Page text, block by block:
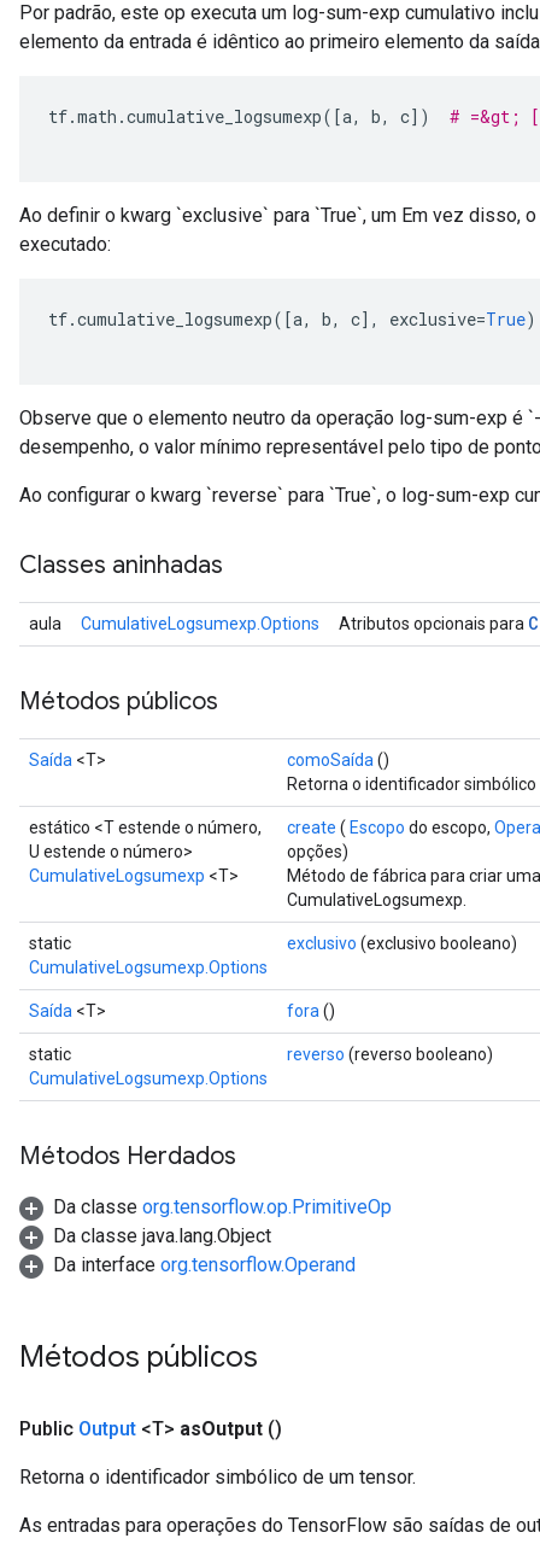
Por padrão, este op executa um log-sum-exp cumulativo
elemento da entrada é idêntico ao primeiro elemento da
tf.math .cumulative_logsumexp([a, b, c]) # =&gt;
Ao definir o kwarg `exclusive` para `True`, um Em vez disso,
executado:
tf.cumulative_logsumexp([a, b, c], exclusive=True)
Observe que o elemento neutro da operação log-sum-exp é
desempenho, o valor mínimo representável pelo tipo de
Ao configurar o kwarg `reverse` para `True`, o log-sum-exp
Classes aninhadas
aula CumulativeLogsumexp.Options Atributos opcionais para
Métodos públicos
Saída <T> comoSaída ()
Retorna o identificador
estático <T estende o número,
U estende o número>
CumulativeLogsumexp <T>
create ( Escopo do escopo,
opções)
Método de fábrica para criar
CumulativeLogsumexp.
static
CumulativeLogsumexp.Options
exclusivo (exclusivo booleano)
Saída <T> fora ()
static
CumulativeLogsumexp.Options
reverso (reverso booleano)
Métodos Herdados
Da classe org.tensorflow.op.PrimitiveOp
Da classe java.lang.Object
Da interface org.tensorflow.Operand
Métodos públicos
Public Output <T> asOutput ()
Retorna o identificador simbólico de um tensor.
As entradas para operações do TensorFlow são saídas de